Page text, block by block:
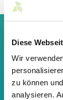
Diese
Wir
zu können
analysieren.
des Sports
globalen
Daher ist
spannende